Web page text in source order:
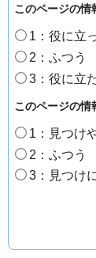
このページの情
1：役に立
2：ふつう
3：役に立
このページの情
1：見つけ
2：ふつう
3：見つけ